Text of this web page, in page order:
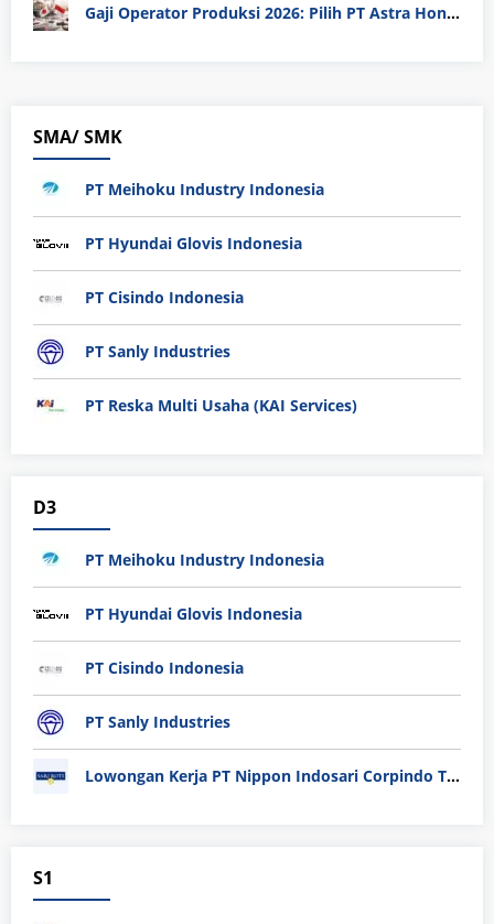
Gaji Operator Produksi 2026: Pilih PT Astra Honda Motor (AHM) atau Manufaktur di Jepang?
SMA/ SMK
PT Meihoku Industry Indonesia
PT Hyundai Glovis Indonesia
PT Cisindo Indonesia
PT Sanly Industries
PT Reska Multi Usaha (KAI Services)
D3
PT Meihoku Industry Indonesia
PT Hyundai Glovis Indonesia
PT Cisindo Indonesia
PT Sanly Industries
Lowongan Kerja PT Nippon Indosari Corpindo Tbk. Bulan Agustus 2026
S1